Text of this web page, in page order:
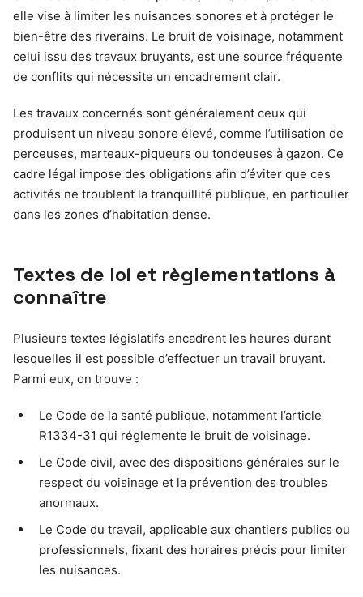
elle vise à limiter les nuisances sonores et à protéger le
bien-être des riverains. Le bruit de voisinage, notamment
celui issu des travaux bruyants, est une source fréquente
de conflits qui nécessite un encadrement clair.
Les travaux concernés sont généralement ceux qui
produisent un niveau sonore élevé, comme l’utilisation de
perceuses, marteaux-piqueurs ou tondeuses à gazon. Ce
cadre légal impose des obligations afin d’éviter que ces
activités ne troublent la tranquillité publique, en particulier
dans les zones d’habitation dense.
Textes de loi et règlementations à
connaître
Plusieurs textes législatifs encadrent les heures durant
lesquelles il est possible d’effectuer un travail bruyant.
Parmi eux, on trouve :
Le Code de la santé publique, notamment l’article
R1334-31 qui réglemente le bruit de voisinage.
Le Code civil, avec des dispositions générales sur le
respect du voisinage et la prévention des troubles
anormaux.
Le Code du travail, applicable aux chantiers publics ou
professionnels, fixant des horaires précis pour limiter
les nuisances.